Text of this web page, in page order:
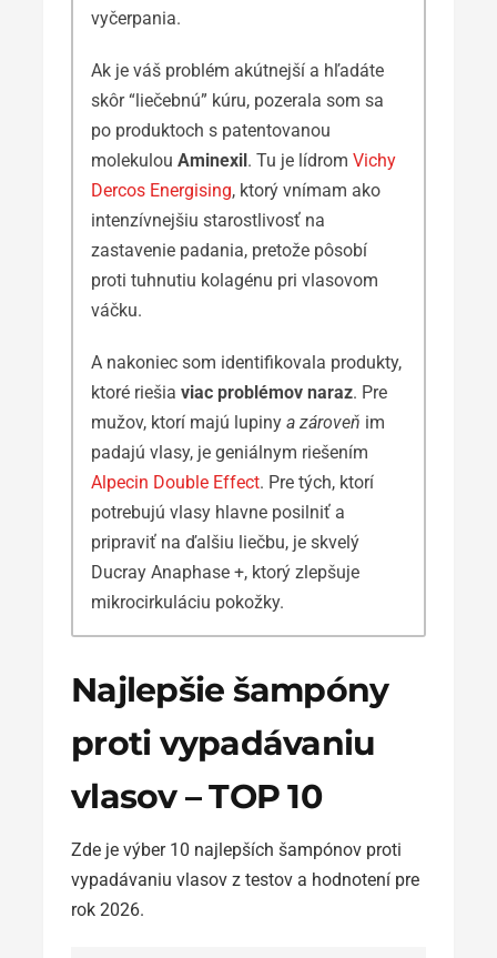
vyčerpania.
Ak je váš problém akútnejší a hľadáte
skôr “liečebnú” kúru, pozerala som sa
po produktoch s patentovanou
molekulou Aminexil. Tu je lídrom Vichy
Dercos Energising, ktorý vnímam ako
intenzívnejšiu starostlivosť na
zastavenie padania, pretože pôsobí
proti tuhnutiu kolagénu pri vlasovom
váčku.
A nakoniec som identifikovala produkty,
ktoré riešia viac problémov naraz. Pre
mužov, ktorí majú lupiny a zároveň im
padajú vlasy, je geniálnym riešením
Alpecin Double Effect. Pre tých, ktorí
potrebujú vlasy hlavne posilniť a
pripraviť na ďalšiu liečbu, je skvelý
Ducray Anaphase +, ktorý zlepšuje
mikrocirkuláciu pokožky.
Najlepšie šampóny
proti vypadávaniu
vlasov – TOP 10
Zde je výber 10 najlepších šampónov proti
vypadávaniu vlasov z testov a hodnotení pre
rok 2026.